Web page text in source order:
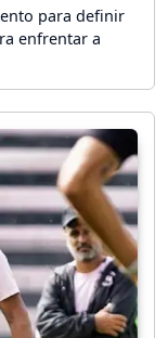
para definir
enfrentar a